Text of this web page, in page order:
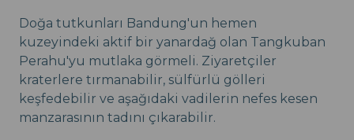
Doğa tutkunları Bandung'un hemen
kuzeyindeki aktif bir yanardağ olan Tangkuban
Perahu'yu mutlaka görmeli. Ziyaretçiler
kraterlere tırmanabilir, sülfürlü gölleri
keşfedebilir ve aşağıdaki vadilerin nefes kesen
manzarasının tadını çıkarabilir.